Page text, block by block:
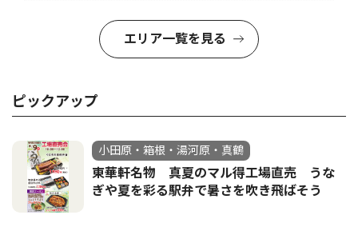
エリア一覧を見る
ピックアップ
小田原・箱根・湯河原・真鶴
東華軒名物 真夏のマル得工場直売 うな
ぎや夏を彩る駅弁で暑さを吹き飛ばそう